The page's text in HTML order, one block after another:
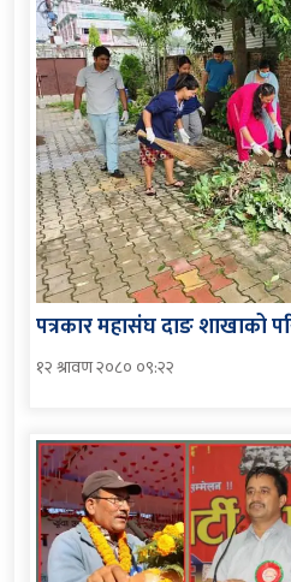
पत्रकार महासंघ दाङ शाखाको
१२ श्रावण २०८० ०९:२२